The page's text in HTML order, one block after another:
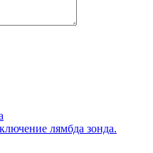
лямбда зонда.